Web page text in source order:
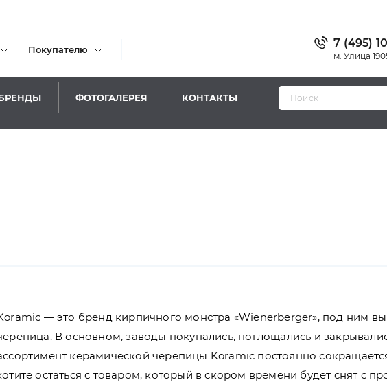
Покупателю
7 (495)
м. Улица
ФОТОГАЛЕРЕЯ КОНТАКТЫ
— это бренд кирпичного монстра «Wienerberger», под ним
В основном, заводы покупались, поглощались и
керамической черепицы Koramic постоянно
остаться с товаром, который в скором времени будет снят с